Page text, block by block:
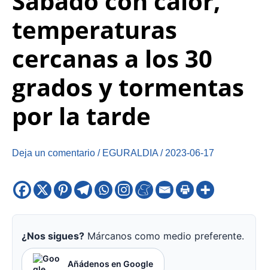
temperaturas
cercanas a los 30
grados y tormentas
por la tarde
Deja un comentario / EGURALDIA / 2023-06-17
¿Nos sigues? Márcanos como medio preferente.
Añádenos en Google